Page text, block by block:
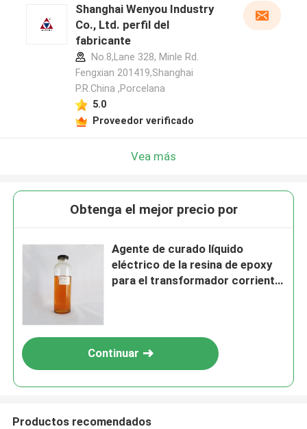
Shanghai Wenyou Industry
Co., Ltd. perfil del
fabricante
No.8,Lane 328, Minle Rd.
Fengxian 201419,Shanghai
P.R.China ,Porcelana
5.0
Proveedor verificado
Vea más
Obtenga el mejor precio por
Agente de curado líquido
eléctrico de la resina de epoxy
para el transformador corriente
Continuar
Productos recomendados